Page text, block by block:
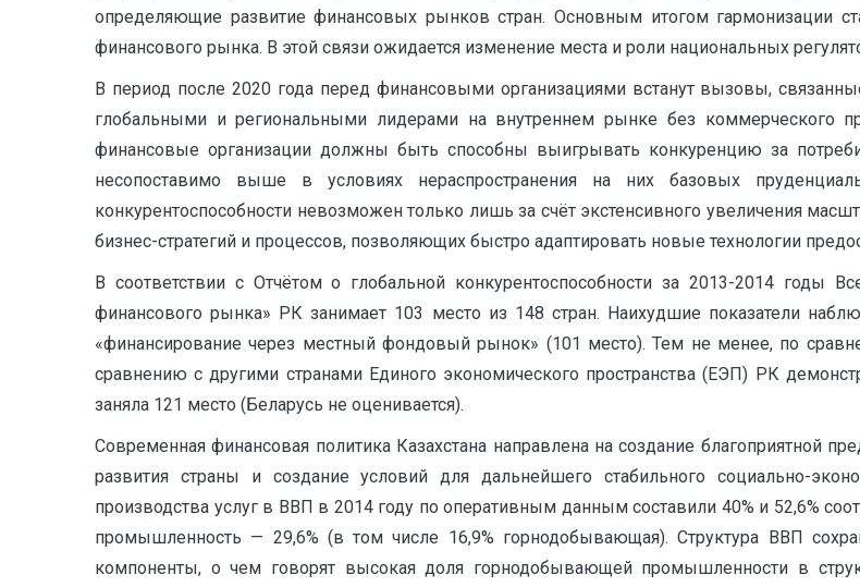
определяющие развитие финансовых рынков стран. Основным итогом гармонизации
финансового рынка. В этой связи ожидается изменение места и роли национальных
В период после 2020 года перед финансовыми организациями встанут вызовы,
глобальными и региональными лидерами на внутреннем рынке без коммерческого
финансовые организации должны быть способны выигрывать конкуренцию за
несопоставимо выше в условиях нераспространения на них базовых
конкурентоспособности невозможен только лишь за счёт экстенсивного увеличения
бизнес-стратегий и процессов, позволяющих быстро адаптировать новые технологии
В соответствии с Отчётом о глобальной конкурентоспособности за 2013-2014 годы
финансового рынка» РК занимает 103 место из 148 стран. Наихудшие показатели
«финансирование через местный фондовый рынок» (101 место). Тем не менее, по
сравнению с другими странами Единого экономического пространства (ЕЭП) РК
заняла 121 место (Беларусь не оценивается).
Современная финансовая политика Казахстана направлена на создание благоприятной
развития страны и создание условий для дальнейшего стабильного социально-
производства услуг в ВВП в 2014 году по оперативным данным составили 40% и 52,6%
промышленность — 29,6% (в том числе 16,9% горнодобывающая). Структура ВВП
компоненты, о чем говорят высокая доля горнодобывающей промышленности в